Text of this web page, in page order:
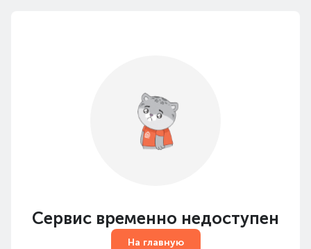
Сервис временно недоступен
На главную